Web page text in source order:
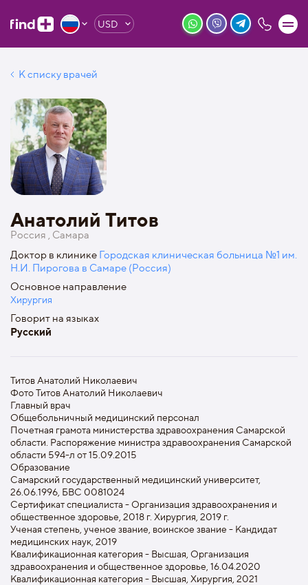
USD
К списку врачей
Анатолий Титов
Россия , Самара
Доктор в клинике Городская клиническая больница №1 им.
Н.И. Пирогова в Самаре (Россия)
Основное направление
Хирургия
Говорит на языках
Русский
Титов Анатолий Николаевич
Фото Титов Анатолий Николаевич
Главный врач
Общебольничный медицинский персонал
Почетная грамота министерства здравоохранения Самарской
области. Распоряжение министра здравоохранения Самарской
области 594-л от 15.09.2015
Образование
Самарский государственный медицинский университет,
26.06.1996, БВС 0081024
Сертификат специалиста - Организация здравоохранения и
общественное здоровье, 2018 г. Хирургия, 2019 г.
Ученая степень, ученое звание, воинское звание - Кандидат
медицинских наук, 2019
Квалификационная категория - Высшая, Организация
здравоохранения и общественное здоровье, 16.04.2020
Квалификационная категория - Высшая, Хирургия, 2021